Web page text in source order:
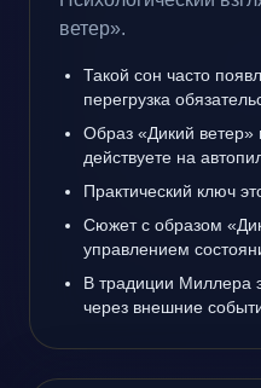
ветер».
Такой сон часто
перегрузка
Образ «Дикий ветер»
действуете на
Практический ключ
Сюжет с образом
управлением
В традиции Миллера
через внешние